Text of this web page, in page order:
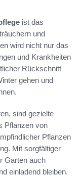
ist das
und
wird nicht nur das
und Krankheiten
Rückschnitt
gehen und
sind gezielte
Pflanzen von
Pflanzen
Mit sorgfältiger
Garten auch
einladend bleiben.